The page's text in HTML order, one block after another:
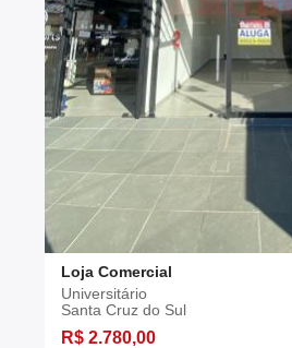
Loja Comercial
Universitário
Santa Cruz do Sul
R$ 2.780,00